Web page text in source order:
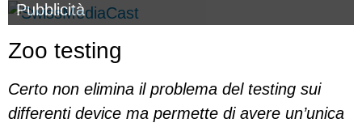
Pubblicità
Zoo testing
Certo non elimina il problema del testing sui
differenti device ma permette di avere un’unica